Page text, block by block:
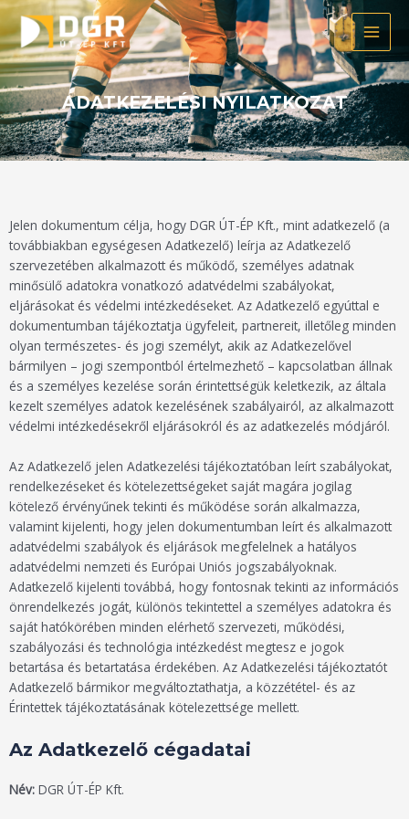
Skip
to
content
ADATKEZELÉSI NYILATKOZAT
Jelen dokumentum célja, hogy DGR ÚT-ÉP Kft., mint adatkezelő (a
továbbiakban egységesen Adatkezelő) leírja az Adatkezelő
szervezetében alkalmazott és működő, személyes adatnak
minősülő adatokra vonatkozó adatvédelmi szabályokat,
eljárásokat és védelmi intézkedéseket. Az Adatkezelő egyúttal e
dokumentumban tájékoztatja ügyfeleit, partnereit, illetőleg minden
olyan természetes- és jogi személyt, akik az Adatkezelővel
bármilyen – jogi szempontból értelmezhető – kapcsolatban állnak
és a személyes kezelése során érintettségük keletkezik, az általa
kezelt személyes adatok kezelésének szabályairól, az alkalmazott
védelmi intézkedésekről eljárásokról és az adatkezelés módjáról.
Az Adatkezelő jelen Adatkezelési tájékoztatóban leírt szabályokat,
rendelkezéseket és kötelezettségeket saját magára jogilag
kötelező érvényűnek tekinti és működése során alkalmazza,
valamint kijelenti, hogy jelen dokumentumban leírt és alkalmazott
adatvédelmi szabályok és eljárások megfelelnek a hatályos
adatvédelmi nemzeti és Európai Uniós jogszabályoknak.
Adatkezelő kijelenti továbbá, hogy fontosnak tekinti az információs
önrendelkezés jogát, különös tekintettel a személyes adatokra és
saját hatókörében minden elérhető szervezeti, működési,
szabályozási és technológia intézkedést megtesz e jogok
betartása és betartatása érdekében. Az Adatkezelési tájékoztatót
Adatkezelő bármikor megváltoztathatja, a közzététel- és az
Érintettek tájékoztatásának kötelezettsége mellett.
Az Adatkezelő cégadatai
Név: DGR ÚT-ÉP Kft.